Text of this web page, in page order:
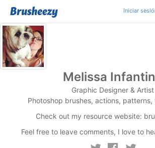
Iniciar
Melissa
Graphic Designer & Artist
Photoshop brushes, actions,
Check out my resource website:
Feel free to leave comments, I love to